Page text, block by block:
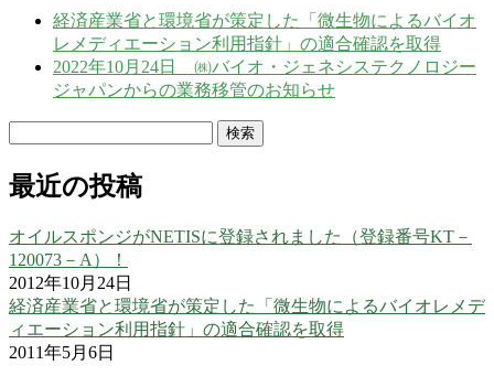
経済産業省と環境省が策定した「微生物によるバイオ
レメディエーション利用指針」の適合確認を取得
2022年10月24日 ㈱バイオ・ジェネシステクノロジー
ジャパンからの業務移管のお知らせ
最近の投稿
オイルスポンジがNETISに登録されました（登録番号KT－
120073－A）！
2012年10月24日
経済産業省と環境省が策定した「微生物によるバイオレメデ
ィエーション利用指針」の適合確認を取得
2011年5月6日